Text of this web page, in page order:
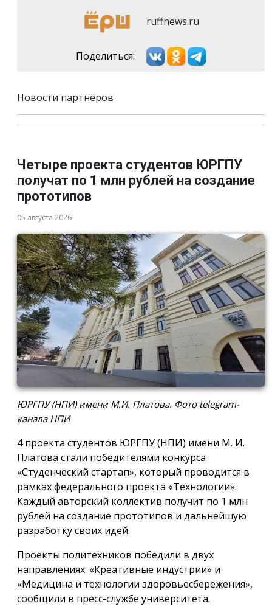
ruffnews.ru
Поделиться:
Новости партнёров
Четыре проекта студентов ЮРГПУ
получат по 1 млн рублей на создание
прототипов
05 августа 2026
ЮРГПУ (НПИ) имени М.И. Платова. Фото telegram-
канала НПИ
4 проекта студентов ЮРГПУ (НПИ) имени М. И.
Платова стали победителями конкурса
«Студенческий стартап», который проводится в
рамках федерального проекта «Технологии».
Каждый авторский коллектив получит по 1 млн
рублей на создание прототипов и дальнейшую
разработку своих идей.
Проекты политехников победили в двух
направлениях: «Креативные индустрии» и
«Медицина и технологии здоровьесбережения»,
сообщили в пресс-службе университета.